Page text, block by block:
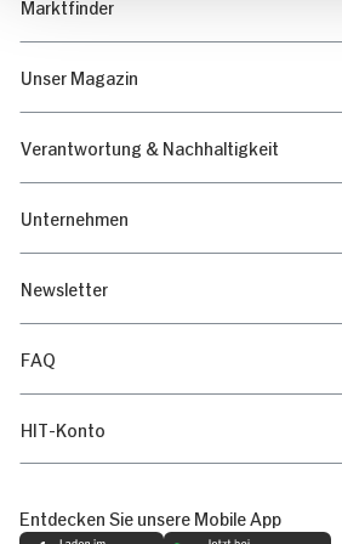
Marktfinder
Unser Magazin
Verantwortung & Nachhaltigkeit
Unternehmen
Newsletter
FAQ
HIT-Konto
Entdecken Sie unsere Mobile App